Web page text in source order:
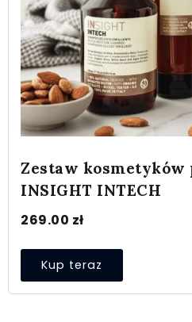
Zestaw kosmetyków
INSIGHT INTECH
269.00 zł
Kup teraz